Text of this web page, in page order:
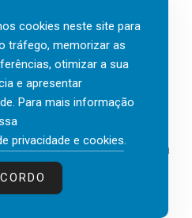
que a casa fica mais
Outlook 2026
em serviços de
artificial (IA), acaba
cookies neste site para
tráfego, memorizar as
otimizar a sua
e apresentar
Para mais informação
privacidade e cookies.